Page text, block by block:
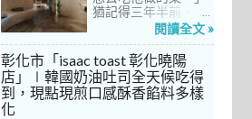
很讚！而且「法森小
館」是台中老字號的
不斷，能夠屹立不搖
這麼多年，一定有它
的道理在呀！
上一碗「XO醬拌麵」
搭配一杯茶飲，後來
也嘗試過其他茶點，
對春水堂的餐飲很有
信心。因此，一得知
秋山居是春水堂創辦
人開設的，感覺就是
猶記得三年半前，當
米其林評鑑要來台中
做了一次得獎預測，
於是我因為工作踏入
JL Studio，當天回家
之後，我就迫不及待
閱讀全文 »
彰化市「isaac toast 彰化曉陽
店」∣韓國奶油吐司全天候吃得
到，現點現煎口感酥香餡料多樣
化